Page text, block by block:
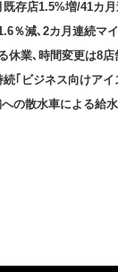
存店1.5%増/41カ
％減､2カ月連続マ
休業､時間変更は8店
｢ビジネス向けアイ
の散水車による給